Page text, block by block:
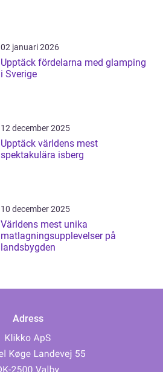
02 januari 2026
Upptäck fördelarna med glamping
i Sverige
12 december 2025
Upptäck världens mest
spektakulära isberg
10 december 2025
Världens mest unika
matlagningsupplevelser på
landsbygden
Adress